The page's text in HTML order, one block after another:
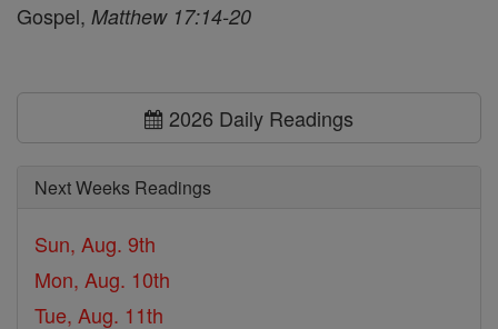
Gospel, Matthew 17:14-20
2026 Daily Readings
Next Weeks Readings
Sun, Aug. 9th
Mon, Aug. 10th
Tue, Aug. 11th